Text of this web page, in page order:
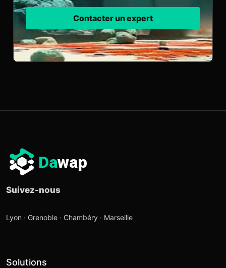
Contacter un expert
Dawap
Suivez-nous
Lyon · Grenoble · Chambéry · Marseille
Solutions